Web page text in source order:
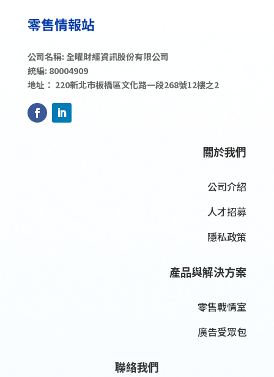
公司名稱: 全曜財經資訊股份有限公司
統編: 80004909
地址： 220新北市板橋區文化路一段268號12樓之2
關於我們
公司介紹
人才招募
隱私政策
產品與解決方案
零售戰情室
廣告受眾包
聯絡我們